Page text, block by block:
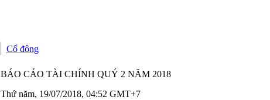
Cổ đông
BÁO CÁO TÀI CHÍNH QUÝ 2 NĂM 2018
Thứ năm, 19/07/2018, 04:52 GMT+7